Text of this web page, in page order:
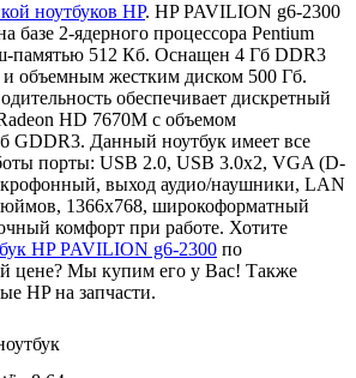
ноутбуков HP. HP PAVILION g6-2300
базе 2-ядерного процессора Pentium
памятью 512 Кб. Оснащен 4 Гб DDR3
и объемным жестким диском 500 Гб.
обеспечивает дискретный
HD 7670M с объемом
GDDR3. Данный ноутбук имеет все
порты: USB 2.0, USB 3.0x2, VGA (D-
выход аудио/наушники, LAN
1366x768, широкоформатный
комфорт при работе. Хотите
HP PAVILION g6-2300 по
цене? Мы купим его у Вас! Также
HP на запчасти.